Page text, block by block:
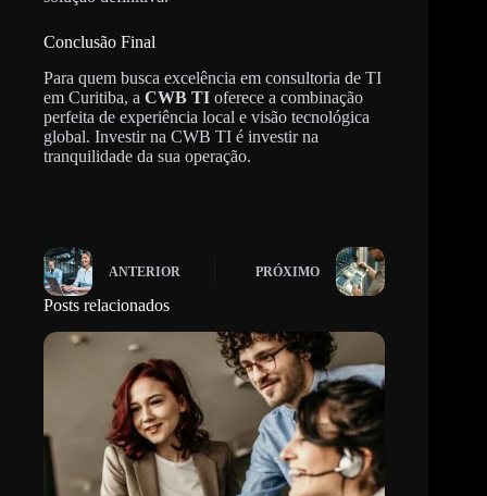
Conclusão Final
Para quem busca excelência em consultoria de TI
em Curitiba, a CWB TI oferece a combinação
perfeita de experiência local e visão tecnológica
global. Investir na CWB TI é investir na
tranquilidade da sua operação.
ANTERIOR PRÓXIMO
Posts relacionados